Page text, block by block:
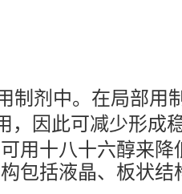
制剂中。在局部用
，因此可减少形成
用十八十六醇来
包括液晶、板状结